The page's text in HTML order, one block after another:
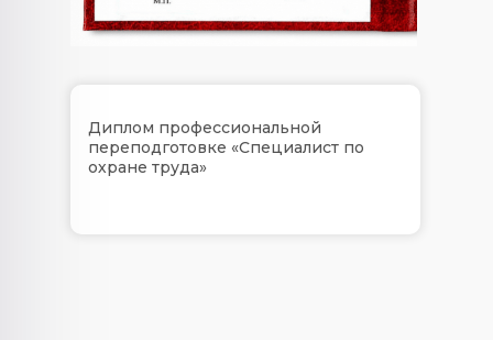
Диплом профессиональной
переподготовке «Специалист по
охране труда»